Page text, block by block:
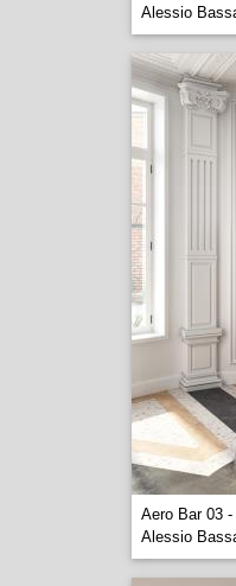
Alessio
Aero Bar 03 -
Alessio